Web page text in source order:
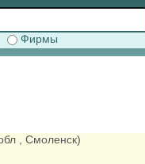
Фирмы
, Смоленск)